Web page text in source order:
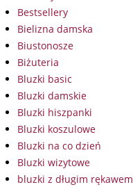
Bestsellery
Bielizna damska
Biustonosze
Biżuteria
Bluzki basic
Bluzki damskie
Bluzki hiszpanki
Bluzki koszulowe
Bluzki na co dzień
Bluzki wizytowe
bluzki z długim rękawem